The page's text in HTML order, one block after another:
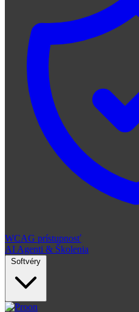
WCAG prístupnosť
AI Agenti & Školenia
Softvéry